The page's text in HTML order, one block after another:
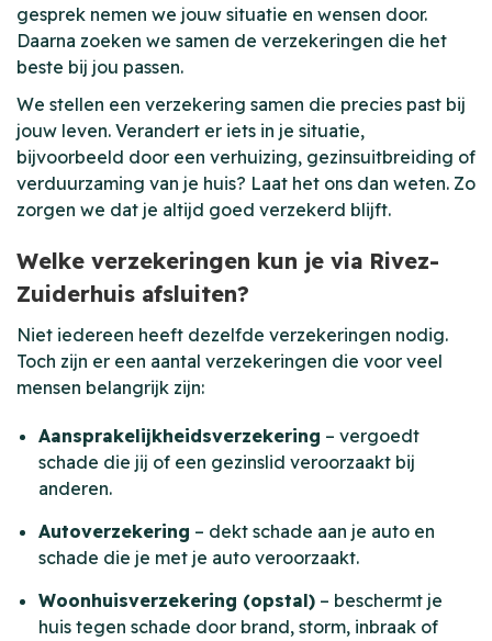
gesprek nemen we jouw situatie en wensen door.
Daarna zoeken we samen de verzekeringen die het
beste bij jou passen.
We stellen een verzekering samen die precies past bij
jouw leven. Verandert er iets in je situatie,
bijvoorbeeld door een verhuizing, gezinsuitbreiding of
verduurzaming van je huis? Laat het ons dan weten. Zo
zorgen we dat je altijd goed verzekerd blijft.
Welke verzekeringen kun je via Rivez-
Zuiderhuis afsluiten?
Niet iedereen heeft dezelfde verzekeringen nodig.
Toch zijn er een aantal verzekeringen die voor veel
mensen belangrijk zijn:
Aansprakelijkheidsverzekering – vergoedt
schade die jij of een gezinslid veroorzaakt bij
anderen.
Autoverzekering – dekt schade aan je auto en
schade die je met je auto veroorzaakt.
Woonhuisverzekering (opstal) – beschermt je
huis tegen schade door brand, storm, inbraak of